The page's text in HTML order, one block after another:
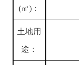
(㎡)：
土地用
途：